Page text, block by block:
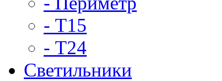
- Т15
- Т24
Светильники